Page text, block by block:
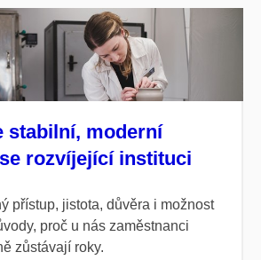
stabilní, moderní
rozvíjející instituci
přístup, jistota, důvěra i možnost
proč u nás zaměstnanci
zůstávají roky.